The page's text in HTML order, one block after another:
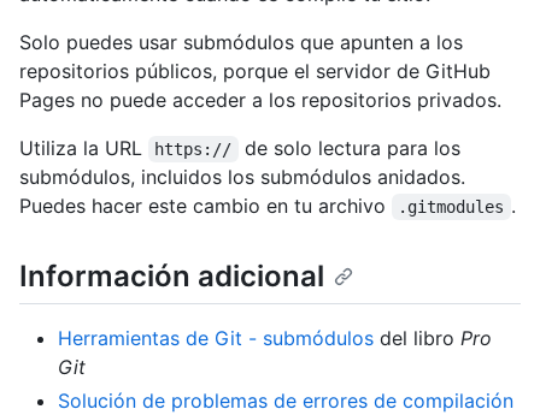
Solo puedes usar submódulos que apunten a los
repositorios públicos, porque el servidor de GitHub
Pages no puede acceder a los repositorios privados.
Utiliza la URL
https://
de solo lectura para los
submódulos, incluidos los submódulos anidados.
Puedes hacer este cambio en tu archivo
.gitmodules .
Información adicional
Herramientas de Git - submódulos del libro Pro
Git
Solución de problemas de errores de compilación